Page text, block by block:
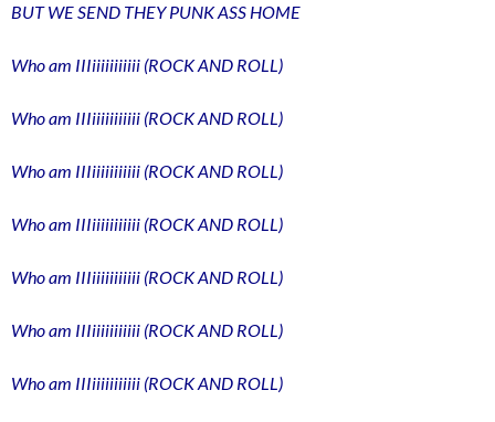
BUT WE SEND THEY PUNK ASS HOME
Who am IIIiiiiiiiiiii (ROCK AND ROLL)
Who am IIIiiiiiiiiiii (ROCK AND ROLL)
Who am IIIiiiiiiiiiii (ROCK AND ROLL)
Who am IIIiiiiiiiiiii (ROCK AND ROLL)
Who am IIIiiiiiiiiiii (ROCK AND ROLL)
Who am IIIiiiiiiiiiii (ROCK AND ROLL)
Who am IIIiiiiiiiiiii (ROCK AND ROLL)